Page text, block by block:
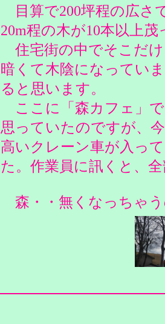
目算で200坪程の広さ
20m程の木が10本以上
住宅街の中でそこだ
暗くて木陰になってい
ると思います。
ここに「森カフェ」
思っていたのですが、
高いクレーン車が入っ
た。作業員に訊くと、
森・・無くなっちゃ